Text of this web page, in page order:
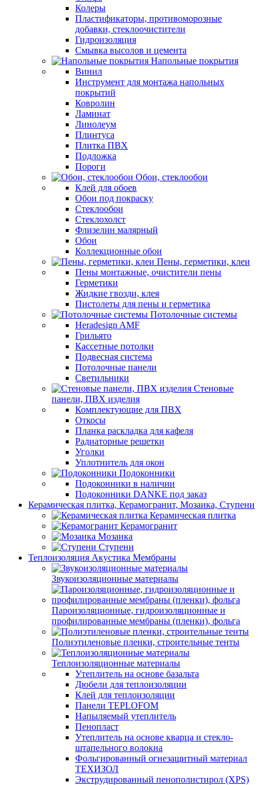
Колеры
Пластификаторы, противоморозные
добавки, стеклоочистители
Гидроизоляция
Смывка высолов и цемента
Напольные покрытия
Винил
Инструмент для монтажа напольных
покрытий
Ковролин
Ламинат
Линолеум
Плинтуса
Плитка ПВХ
Подложка
Пороги
Обои, стеклообои
Клей для обоев
Обои под покраску
Стеклообои
Стеклохолст
Флизелин малярный
Обои
Коллекционные обои
Пены, герметики, клеи
Пены монтажные, очистители пены
Герметики
Жидкие гвозди, клея
Пистолеты для пены и герметика
Потолочные системы
Heradesign AMF
Грильято
Кассетные потолки
Подвесная система
Потолочные панели
Светильники
Стеновые
панели, ПВХ изделия
Комплектующие для ПВХ
Откосы
Планка раскладка для кафеля
Радиаторные решетки
Уголки
Уплотнитель для окон
Подоконники
Подоконники в наличии
Подоконники DANKE под заказ
Керамическая плитка, Керамогранит, Мозаика, Ступени
Керамическая плитка
Керамогранит
Мозаика
Ступени
Теплоизоляция Акустика Мембраны
Звукоизоляционные материалы
Пароизоляционные, гидроизоляционные и
профилированные мембраны (пленки), фольга
Полиэтиленовые пленки, строительные тенты
Теплоизоляционные материалы
Утеплитель на основе базальта
Дюбели для теплоизоляции
Клей для теплоизоляции
Панели TEPLOFOM
Напыляемый утеплитель
Пенопласт
Утеплитель на основе кварца и стекло-
штапельного волокна
Фольгированный огнезащитный материал
ТЕХИЗОЛ
Экструдированный пенополистирол (XPS)